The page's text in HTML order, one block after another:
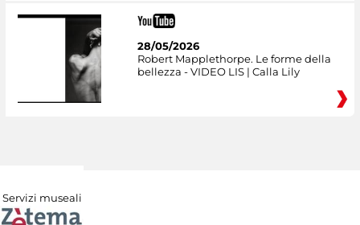
28/05/2026
Robert Mapplethorpe. Le forme della
bellezza - VIDEO LIS | Calla Lily
Servizi museali